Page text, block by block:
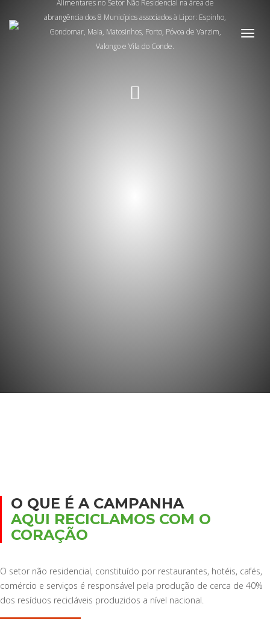
Alimentares no Setor Não Residencial na área de
abrangência dos 8 Municípios associados à Lipor: Espinho,
Gondomar, Maia, Matosinhos, Porto, Póvoa de Varzim,
Valongo e Vila do Conde.
O QUE É A CAMPANHA
AQUI RECICLAMOS COM O
CORAÇÃO
O setor não residencial, constituído por restaurantes, hotéis, cafés,
comércio e serviços é responsável pela produção de cerca de 40%
dos resíduos recicláveis produzidos a nível nacional.